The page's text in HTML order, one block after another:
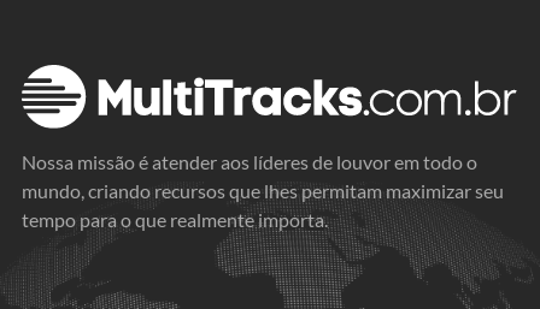
Nossa missão é atender aos líderes de louvor em todo o
mundo, criando recursos que lhes permitam maximizar seu
tempo para o que realmente importa.